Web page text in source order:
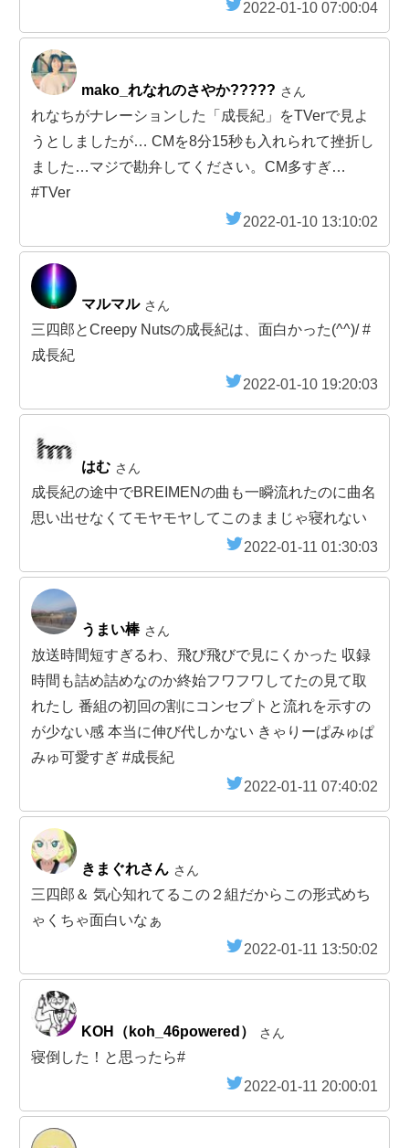
2022-01-10 07:00:04
mako_れなれのさやか????? さん
れなちがナレーションした「成長紀」をTVerで見よ
うとしましたが… CMを8分15秒も入れられて挫折し
ました…マジで勘弁してください。CM多すぎ…
#TVer
2022-01-10 13:10:02
マルマル さん
三四郎とCreepy Nutsの成長紀は、面白かった(^^)/ #
成長紀
2022-01-10 19:20:03
はむ さん
成長紀の途中でBREIMENの曲も一瞬流れたのに曲名
思い出せなくてモヤモヤしてこのままじゃ寝れない
2022-01-11 01:30:03
うまい棒 さん
放送時間短すぎるわ、飛び飛びで見にくかった 収録
時間も詰め詰めなのか終始フワフワしてたの見て取
れたし 番組の初回の割にコンセプトと流れを示すの
が少ない感 本当に伸び代しかない きゃりーぱみゅぱ
みゅ可愛すぎ #成長紀
2022-01-11 07:40:02
きまぐれさん さん
三四郎＆ 気心知れてるこの２組だからこの形式めち
ゃくちゃ面白いなぁ
2022-01-11 13:50:02
KOH（koh_46powered） さん
寝倒した！と思ったら#
2022-01-11 20:00:01